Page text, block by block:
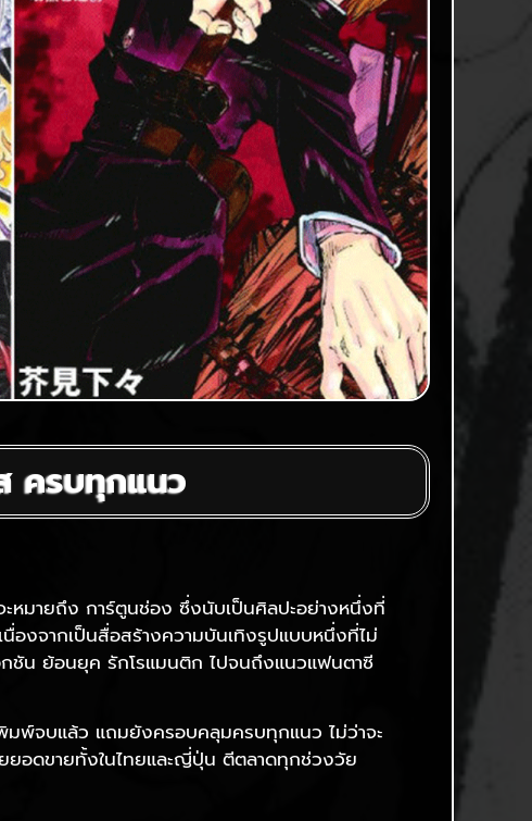
ครบทุกแนว
หมายถึง การ์ตูนช่อง ซึ่งนับเป็นศิลปะอย่างหนึ่งที่
องจากเป็นสื่อสร้างความบันเทิงรูปแบบหนึ่งที่ไม่
กชัน ย้อนยุค รักโรแมนติก ไปจนถึงแนวแฟนตาซี
พ์จบแล้ว แถมยังครอบคลุมครบทุกแนว ไม่ว่าจะ
อดขายทั้งในไทยและญี่ปุ่น ตีตลาดทุกช่วงวัย